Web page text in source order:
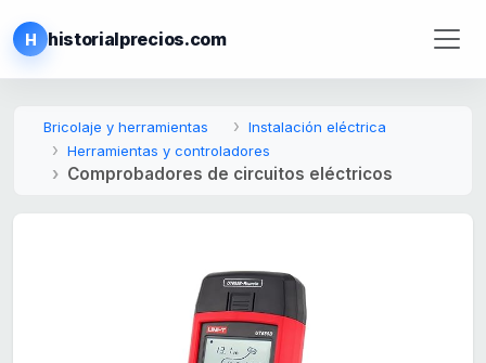
H historialprecios.com
Bricolaje y herramientas
Instalación eléctrica
Herramientas y controladores
Comprobadores de circuitos eléctricos